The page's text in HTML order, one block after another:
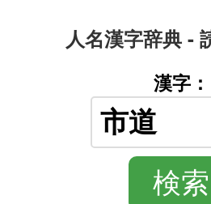
人名漢字辞典 -
漢字：